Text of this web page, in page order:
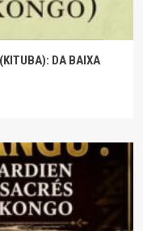
DA BAIXA